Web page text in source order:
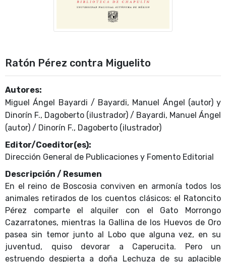
Ratón Pérez contra Miguelito
Autores:
Miguel Ángel Bayardi / Bayardi, Manuel Ángel (autor) y
Dinorín F., Dagoberto (ilustrador) / Bayardi, Manuel Ángel
(autor) / Dinorín F., Dagoberto (ilustrador)
Editor/Coeditor(es):
Dirección General de Publicaciones y Fomento Editorial
Descripción / Resumen
En el reino de Boscosia conviven en armonía todos los
animales retirados de los cuentos clásicos: el Ratoncito
Pérez comparte el alquiler con el Gato Morrongo
Cazarratones, mientras la Gallina de los Huevos de Oro
pasea sin temor junto al Lobo que alguna vez, en su
juventud, quiso devorar a Caperucita. Pero un
estruendo despierta a doña Lechuza de su aplacible